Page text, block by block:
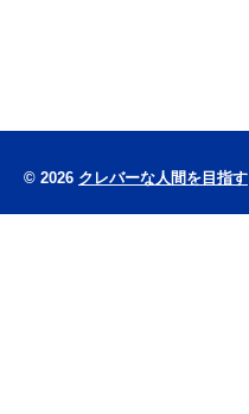
© 2026 クレバーな人間を目指す